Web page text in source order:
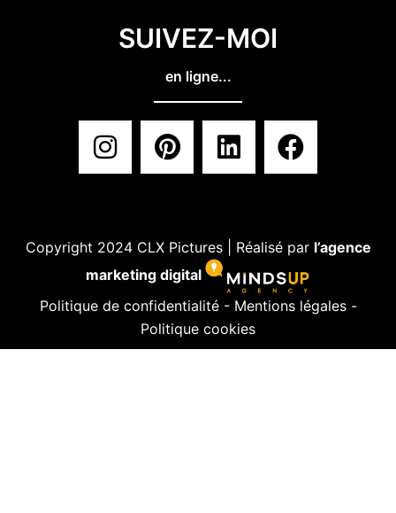
SUIVEZ-MOI
en ligne...
Copyright 2024 CLX Pictures | Réalisé par l’agence
marketing digital
Politique de confidentialité - Mentions légales -
Politique cookies